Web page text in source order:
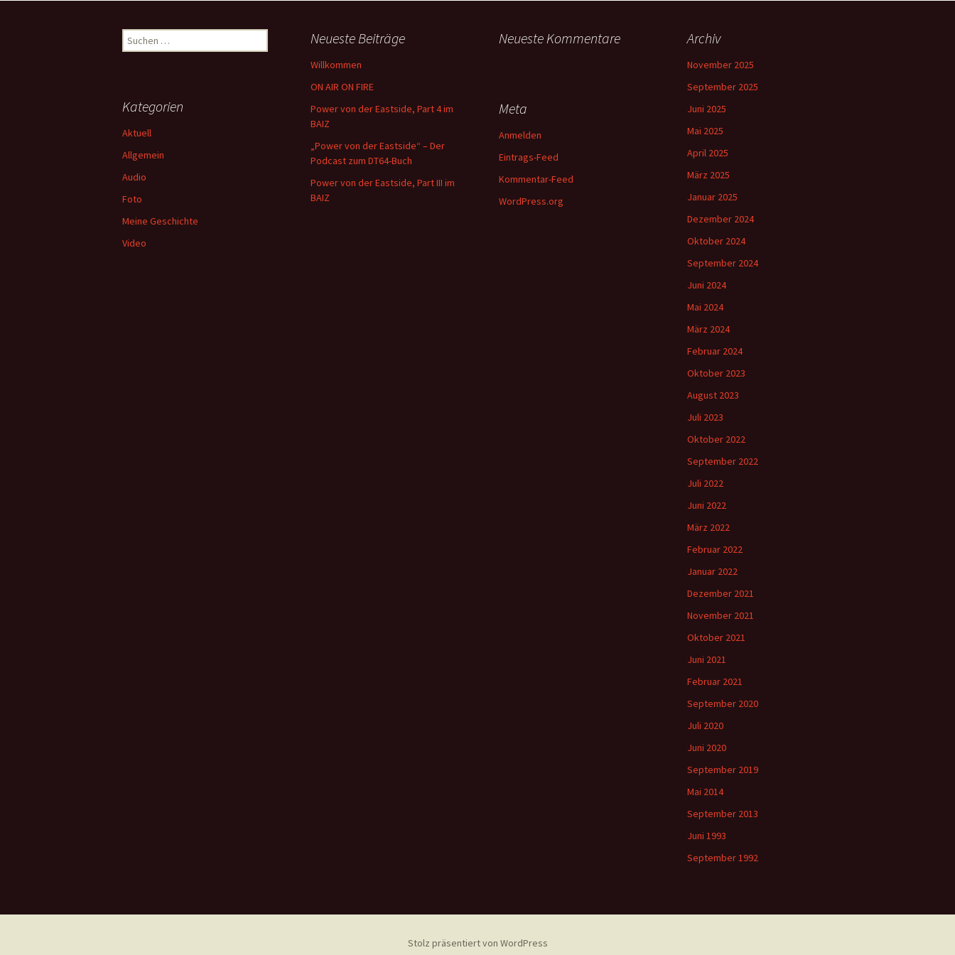
Navigation
Suchen
nach:
Neueste Beiträge
Willkommen
ON AIR ON FIRE
Power von der Eastside, Part 4 im
BAIZ
„Power von der Eastside“ – Der
Podcast zum DT64-Buch
Power von der Eastside, Part III im
BAIZ
Neueste Kommentare Archiv
November 2025
September 2025
Juni 2025
Mai 2025
April 2025
März 2025
Januar 2025
Dezember 2024
Oktober 2024
September 2024
Juni 2024
Mai 2024
März 2024
Februar 2024
Oktober 2023
August 2023
Juli 2023
Oktober 2022
September 2022
Juli 2022
Juni 2022
März 2022
Februar 2022
Januar 2022
Dezember 2021
November 2021
Oktober 2021
Juni 2021
Februar 2021
September 2020
Juli 2020
Juni 2020
September 2019
Mai 2014
September 2013
Juni 1993
September 1992
Kategorien
Aktuell
Allgemein
Audio
Foto
Meine Geschichte
Video
Meta
Anmelden
Eintrags-Feed
Kommentar-Feed
WordPress.org
Stolz präsentiert von WordPress